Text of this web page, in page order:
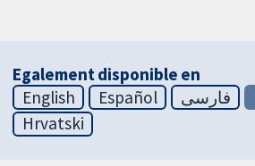
Egalement disponible en
English
Español فارسی
Hrvatski